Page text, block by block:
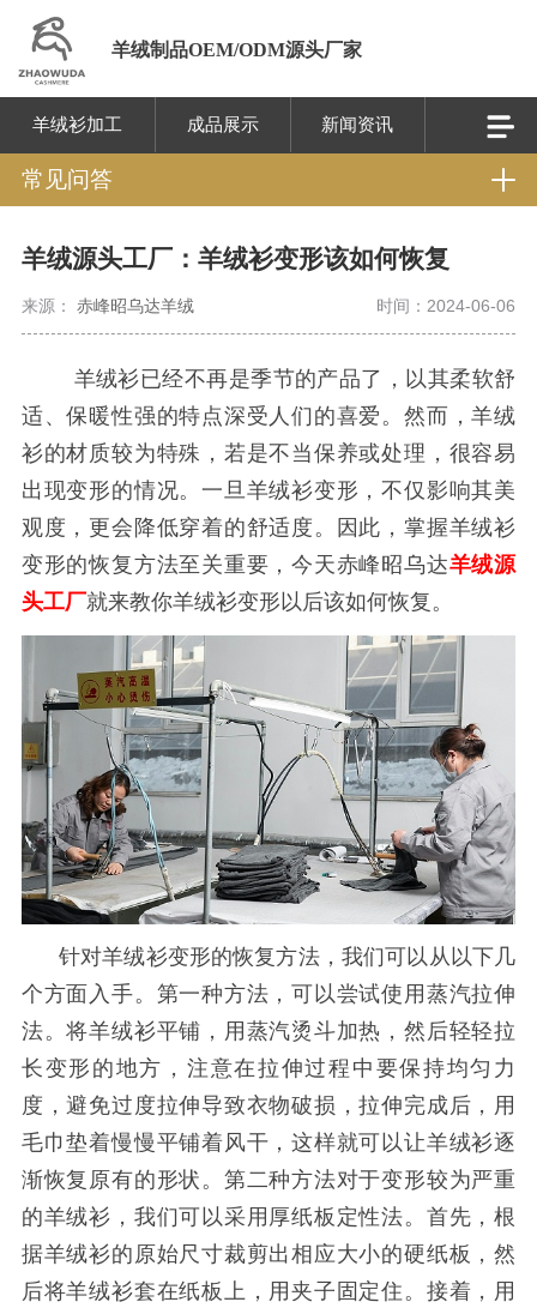
羊绒制品OEM/ODM源头厂家
羊绒衫加工 成品展示 新闻资讯
常见问答
羊绒源头工厂：羊绒衫变形该如何恢复
来源： 赤峰昭乌达羊绒 时间：2024-06-06
羊绒衫已经不再是季节的产品了，以其柔软舒
适、保暖性强的特点深受人们的喜爱。然而，羊绒
衫的材质较为特殊，若是不当保养或处理，很容易
出现变形的情况。一旦羊绒衫变形，不仅影响其美
观度，更会降低穿着的舒适度。因此，掌握羊绒衫
变形的恢复方法至关重要，今天赤峰昭乌达羊绒源
头工厂就来教你羊绒衫变形以后该如何恢复。
针对羊绒衫变形的恢复方法，我们可以从以下几
个方面入手。第一种方法，可以尝试使用蒸汽拉伸
法。将羊绒衫平铺，用蒸汽烫斗加热，然后轻轻拉
长变形的地方，注意在拉伸过程中要保持均匀力
度，避免过度拉伸导致衣物破损，拉伸完成后，用
毛巾垫着慢慢平铺着风干，这样就可以让羊绒衫逐
渐恢复原有的形状。第二种方法对于变形较为严重
的羊绒衫，我们可以采用厚纸板定性法。首先，根
据羊绒衫的原始尺寸裁剪出相应大小的硬纸板，然
后将羊绒衫套在纸板上，用夹子固定住。接着，用